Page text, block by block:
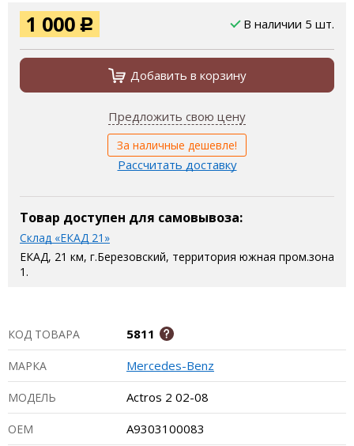
1 000 Р В наличии 5 шт.
Добавить в корзину
Предложить свою цену
За наличные дешевле!
Рассчитать доставку
Товар доступен для самовывоза:
Склад «ЕКАД 21»
ЕКАД, 21 км, г.Березовский, территория южная пром.зона
1.
КОД ТОВАРА 5811
МАРКА Mercedes-Benz
МОДЕЛЬ Actros 2 02-08
ОЕМ A9303100083